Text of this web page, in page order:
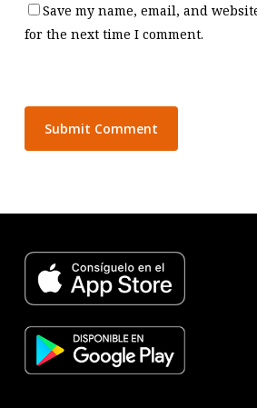
Save my name, email, and
for the next time I comment.